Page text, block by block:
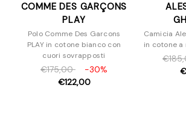
COMME DES GARÇONS
PLAY
Polo Comme Des Garcons
PLAY in cotone bianco con
cuori sovrapposti
€175,00
-30%
€122,00
Camicia
in cotone a